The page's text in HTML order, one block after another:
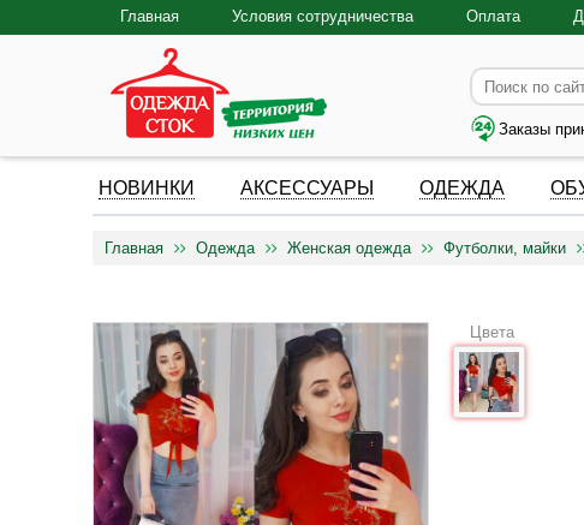
Главная Условия сотрудничества Оплата
Заказы
НОВИНКИ АКСЕССУАРЫ ОДЕЖДА
Главная Одежда Женская одежда Футболки, майки
Цвета